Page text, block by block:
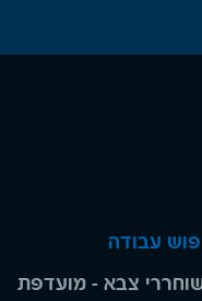
עבודה
צבא - מועדפת